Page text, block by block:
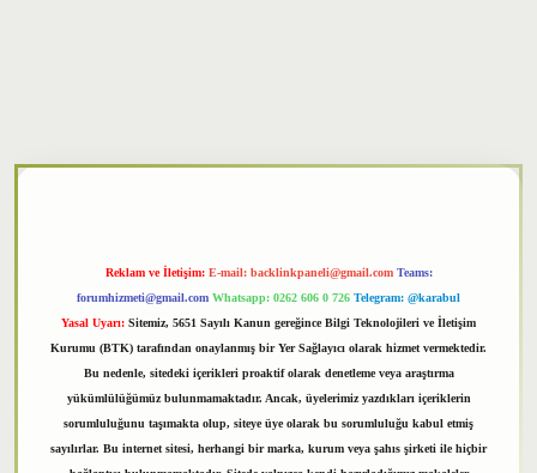
Reklam ve İletişim: E-mail: backlinkpaneli@gmail.com Teams:
forumhizmeti@gmail.com Whatsapp: 0262 606 0 726 Telegram: @karabul
Yasal Uyarı: Sitemiz, 5651 Sayılı Kanun gereğince Bilgi Teknolojileri ve İletişim
Kurumu (BTK) tarafından onaylanmış bir Yer Sağlayıcı olarak hizmet vermektedir.
Bu nedenle, sitedeki içerikleri proaktif olarak denetleme veya araştırma
yükümlülüğümüz bulunmamaktadır. Ancak, üyelerimiz yazdıkları içeriklerin
sorumluluğunu taşımakta olup, siteye üye olarak bu sorumluluğu kabul etmiş
sayılırlar. Bu internet sitesi, herhangi bir marka, kurum veya şahıs şirketi ile hiçbir